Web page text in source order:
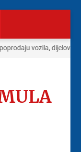
vozila, dijelova i